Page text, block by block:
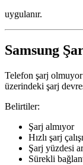
uygulanır.
Samsung
Telefon şarj
üzerindeki şarj
Belirtiler:
Şarj almıyor
Hızlı şarj
Şarj yüzdesi
Sürekli